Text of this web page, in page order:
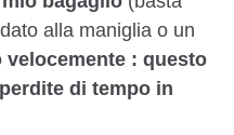
alla maniglia o un
: questo
di tempo in